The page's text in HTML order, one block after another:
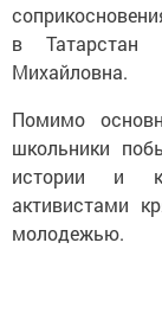
в
Михайловна.
Помимо
школьники
истории и
активистами
молодежью.